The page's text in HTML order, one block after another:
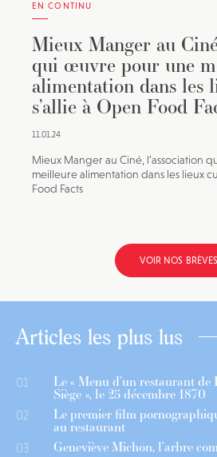
EN CONTINU
Mieux Manger au
qui œuvre pour une
alimentation dans les
s’allie à Open Food
11.01.24
Mieux Manger au Ciné, l’association
meilleure alimentation dans les lieux
Food Facts
VOIR NOS BRÈVES
Articles les plus lus
01 Le « Menu d’un restaurant
Siège », le 25 décembre 1870
02 Le premier film
au restaurant
03 Geneviève Michon, l’arbre